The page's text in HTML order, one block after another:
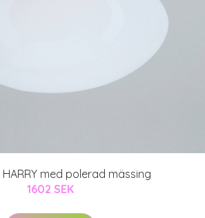
med polerad mässing
1602 SEK